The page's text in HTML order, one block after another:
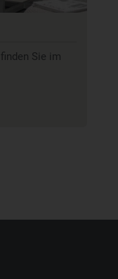
Sie im